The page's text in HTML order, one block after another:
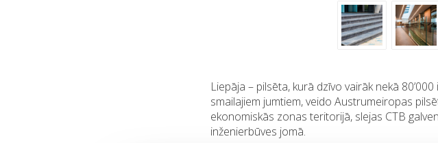
Liepāja – pilsēta, kurā dzīvo vairāk nekā
smailajiem jumtiem, veido Austrumeiropas
ekonomiskās zonas teritorijā, slejas CTB
inženierbūves jomā.